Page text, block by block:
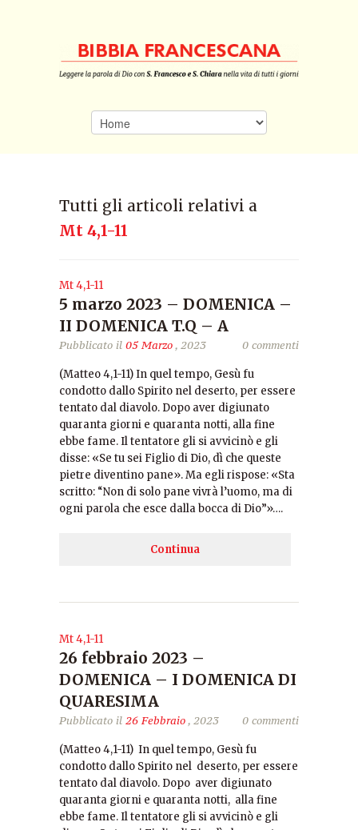
Tutti gli articoli relativi a
Mt 4,1-11
Mt 4,1-11
5 marzo 2023 – DOMENICA –
II DOMENICA T.Q – A
Pubblicato il 05 Marzo, 2023 0 commenti
(Matteo 4,1-11) In quel tempo, Gesù fu
condotto dallo Spirito nel deserto, per essere
tentato dal diavolo. Dopo aver digiunato
quaranta giorni e quaranta notti, alla fine
ebbe fame. Il tentatore gli si avvicinò e gli
disse: «Se tu sei Figlio di Dio, dì che queste
pietre diventino pane». Ma egli rispose: «Sta
scritto: “Non di solo pane vivrà l’uomo, ma di
ogni parola che esce dalla bocca di Dio”»….
Continua
Mt 4,1-11
26 febbraio 2023 –
DOMENICA – I DOMENICA DI
QUARESIMA
Pubblicato il 26 Febbraio, 2023 0 commenti
(Matteo 4,1-11) In quel tempo, Gesù fu
condotto dallo Spirito nel deserto, per essere
tentato dal diavolo. Dopo aver digiunato
quaranta giorni e quaranta notti, alla fine
ebbe fame. Il tentatore gli si avvicinò e gli